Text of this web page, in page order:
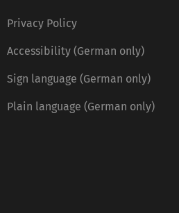
Privacy Policy
Accessibility (German only)
Sign language (German only)
Plain language (German only)